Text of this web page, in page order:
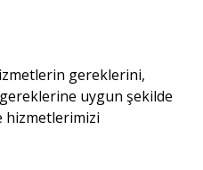
gereklerini,
uygun şekilde
hizmetlerimizi